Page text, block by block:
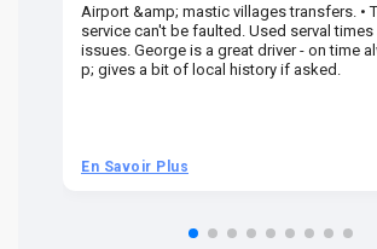
Airport &amp; mastic villages transfers. •
service can't be faulted. Used serval times
issues. George is a great driver - on time
p; gives a bit of local history if asked.
En Savoir Plus